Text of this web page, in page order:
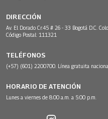
DIRECCIÓN
Av. El Dorado Cr.45 # 26 - 33 Bogotá D.C.
Código Postal: 111321
TELÉFONOS
(+57) (601) 2200700. Línea gratuita
HORARIO DE ATENCIÓN
Lunes a viernes de 8:00 a.m. a 5:00 p.m.